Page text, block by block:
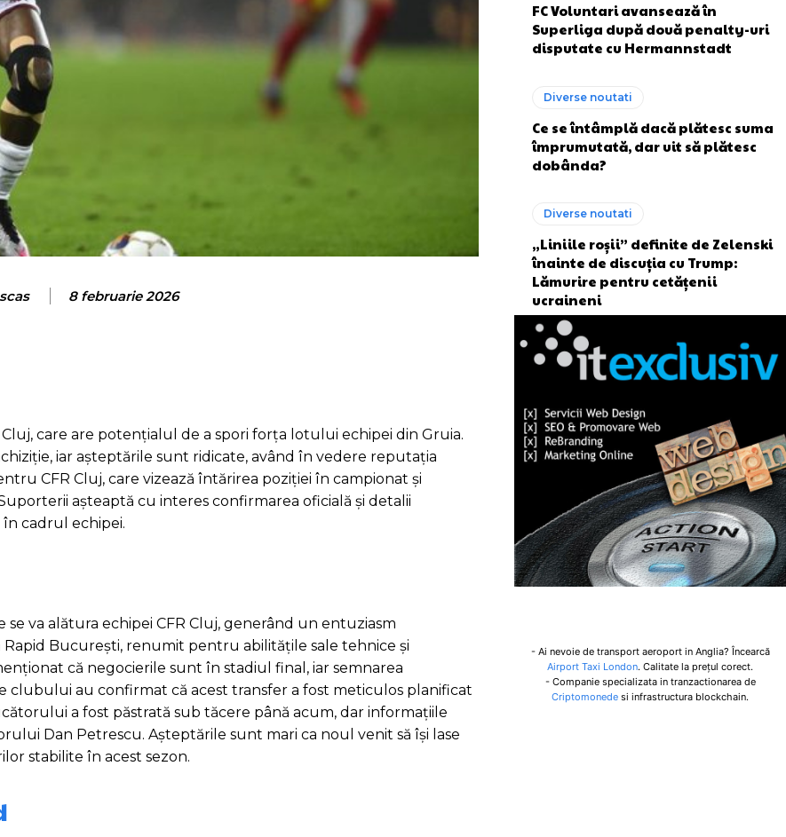
8 februarie 2026
care are potențialul de a spori forța lotului echipei din Gruia.
iar așteptările sunt ridicate, având în vedere reputația
CFR Cluj, care vizează întărirea poziției în campionat și
așteaptă cu interes confirmarea oficială și detalii
cadrul echipei.
va alătura echipei CFR Cluj, generând un entuziasm
București, renumit pentru abilitățile sale tehnice și
că negocierile sunt în stadiul final, iar semnarea
clubului au confirmat că acest transfer a fost meticulos planificat
a fost păstrată sub tăcere până acum, dar informațiile
Dan Petrescu. Așteptările sunt mari ca noul venit să își lase
stabilite în acest sezon.
FC Voluntari avansează în
Superliga după două penalty-uri
disputate cu Hermannstadt
Diverse noutati
Ce se întâmplă dacă plătesc suma
împrumutată, dar uit să plătesc
dobânda?
Diverse noutati
„Liniile roșii” definite de Zelenski
înainte de discuția cu Trump:
Lămurire pentru cetățenii
ucraineni
- Ai nevoie de transport aeroport in Anglia? Încearcă
Airport Taxi London. Calitate la prețul corect.
- Companie specializata in tranzactionarea de
Criptomonede si infrastructura blockchain.